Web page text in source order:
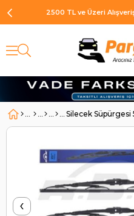
2500 TL ve Üzeri
Silecek
‹